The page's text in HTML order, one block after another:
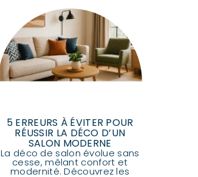
5 ERREURS À ÉVITER POUR
RÉUSSIR LA DÉCO D’UN
SALON MODERNE
La déco de salon évolue sans
cesse, mêlant confort et
modernité. Découvrez les